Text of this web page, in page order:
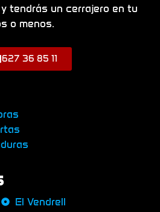
tendrás un cerrajero en tu
o menos.
627 36 85 11
El Vendrell